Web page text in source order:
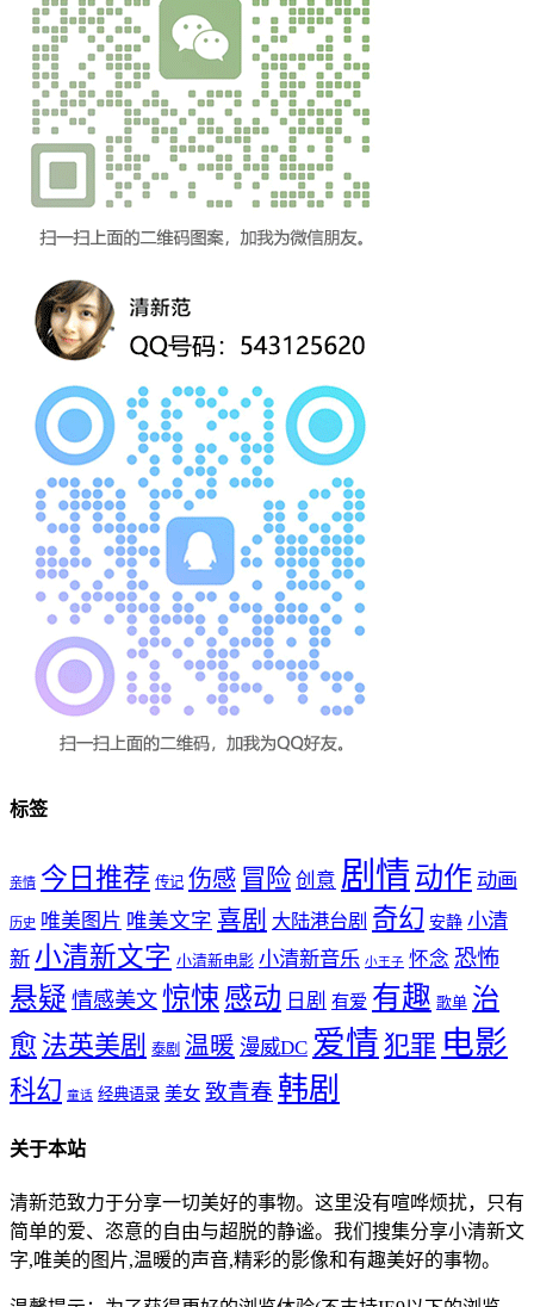
标签
亲情 今日推荐 传记 伤感 冒险 创意 剧情 动作 动画
历史 唯美图片 唯美文字 喜剧 大陆港台剧 奇幻 安静 小清
新 小清新文字 小清新电影 小清新音乐 小王子 怀念 恐怖
悬疑 情感美文 惊悚 感动 日剧 有爱 有趣 歌单 治
愈 法英美剧 泰剧 温暖 漫威DC 爱情 犯罪 电影
科幻 童话 经典语录 美女 致青春 韩剧
关于本站
清新范致力于分享一切美好的事物。这里没有喧哗烦扰，只有
简单的爱、恣意的自由与超脱的静谧。我们搜集分享小清新文
字,唯美的图片,温暖的声音,精彩的影像和有趣美好的事物。